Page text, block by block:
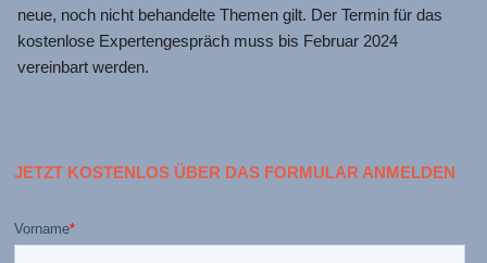
neue, noch nicht behandelte Themen gilt. Der Termin für das
kostenlose Expertengespräch muss bis Februar 2024
vereinbart werden.
JETZT KOSTENLOS ÜBER DAS FORMULAR ANMELDEN